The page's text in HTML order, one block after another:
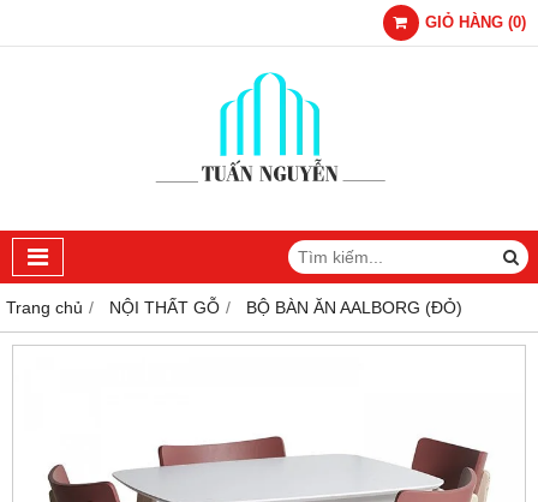
GIỎ HÀNG (0)
Trang chủ NỘI THẤT GỖ BỘ BÀN ĂN AALBORG (ĐỎ)